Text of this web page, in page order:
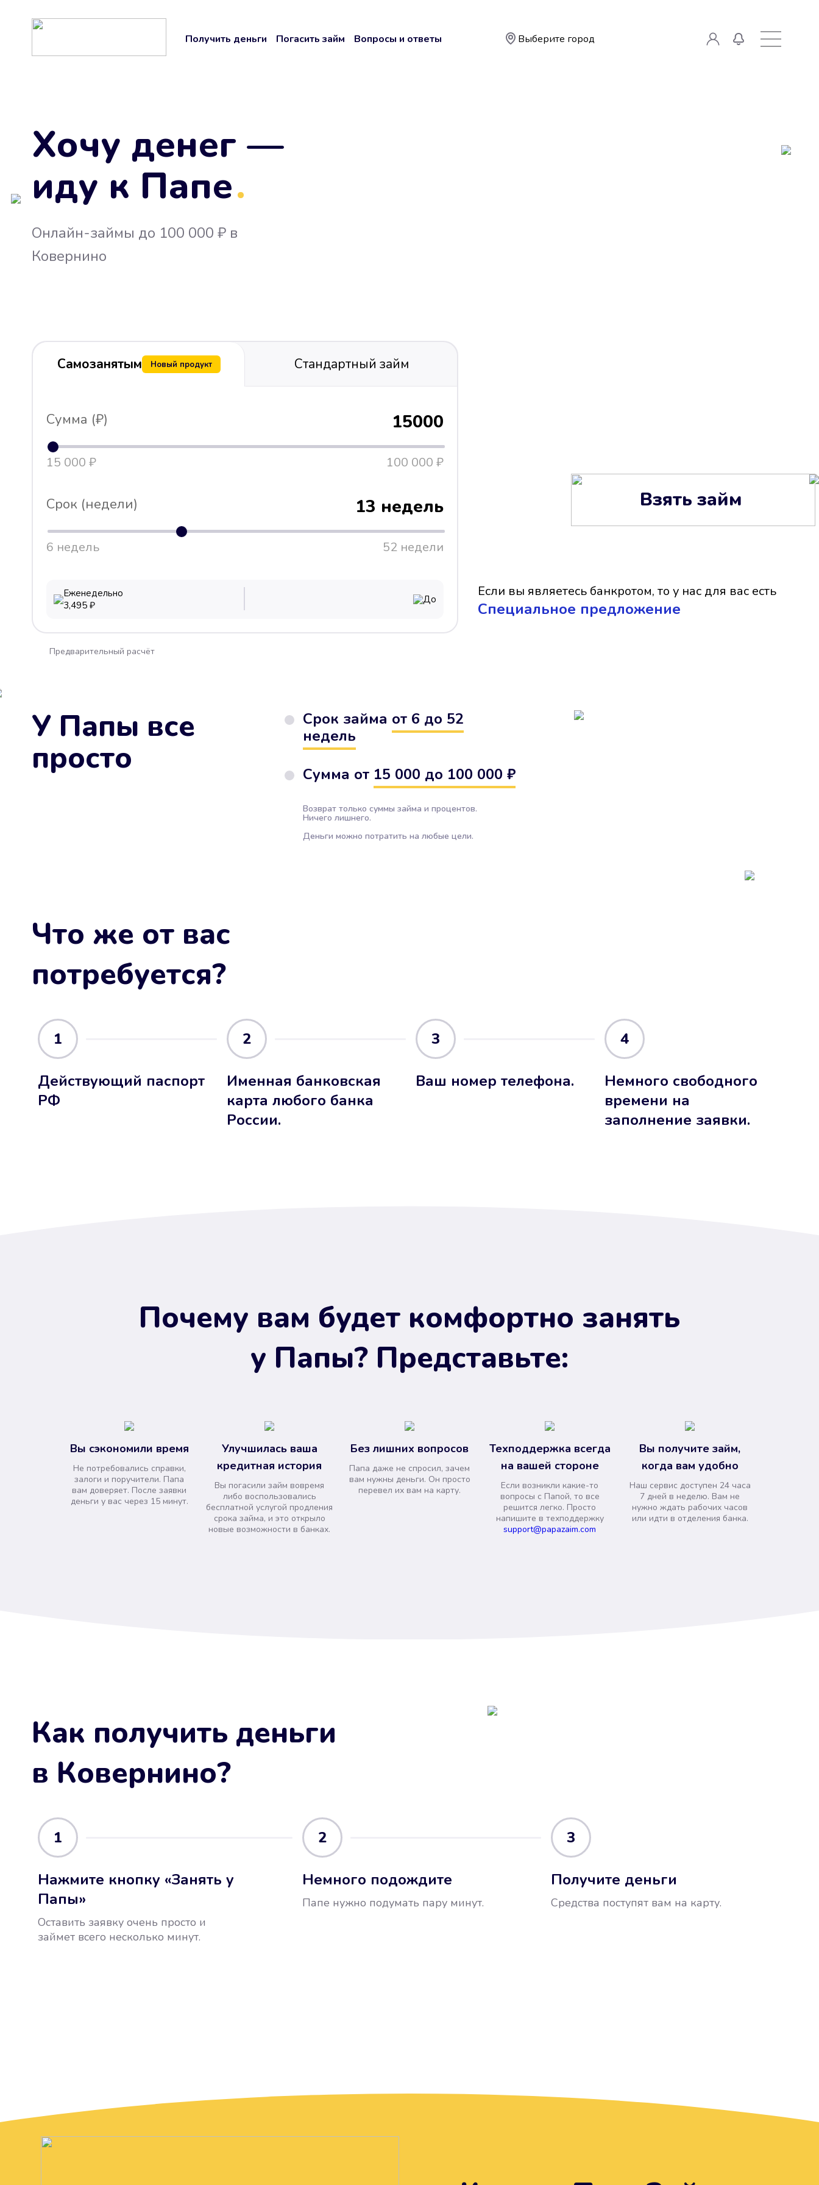
Получить деньги Погасить займ Вопросы и ответы Выберите город
Хочу денег —
иду к Папе
.
Онлайн-займы до 100 000 ₽ в
Ковернино
Самозанятым Новый продукт Стандартный займ
Сумма (₽) 15000
15 000 ₽ 100 000 ₽
Срок (недели) 13 недель
6 недель 52 недели
Еженедельно
3,495 ₽ До
Взять займ
Если вы являетесь банкротом, то у нас для вас есть
Cпециальное предложение
Предварительный расчёт
У Папы все
просто
Срок займа от 6 до 52
недель
Сумма от 15 000 до 100 000 ₽
Возврат только суммы займа и процентов.
Ничего лишнего.
Деньги можно потратить на любые цели.
Что же от вас
потребуется?
1
Действующий паспорт
РФ
2
Именная банковская
карта любого банка
России.
3
Ваш номер телефона.
4
Немного свободного
времени на
заполнение заявки.
Почему вам будет комфортно занять
у Папы? Представьте:
Вы сэкономили время
Не потребовались справки,
залоги и поручители. Папа
вам доверяет. После заявки
деньги у вас через 15 минут.
Улучшилась ваша
кредитная история
Вы погасили займ вовремя
либо воспользовались
бесплатной услугой продления
срока займа, и это открыло
новые возможности в банках.
Без лишних вопросов
Папа даже не спросил, зачем
вам нужны деньги. Он просто
перевел их вам на карту.
Техподдержка всегда
на вашей стороне
Если возникли какие-то
вопросы с Папой, то все
решится легко. Просто
напишите в техподдержку
support@papazaim.com
Вы получите займ,
когда вам удобно
Наш сервис доступен 24 часа
7 дней в неделю. Вам не
нужно ждать рабочих часов
или идти в отделения банка.
Как получить деньги
в Ковернино?
1
Нажмите кнопку «Занять у
Папы»
Оставить заявку очень просто и
займет всего несколько минут.
2
Немного подождите
Папе нужно подумать пару минут.
3
Получите деньги
Средства поступят вам на карту.